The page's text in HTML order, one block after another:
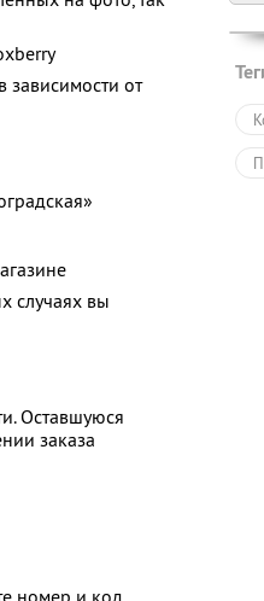
зависимости от
случаях вы
Оставшуюся
заказа
номер и код